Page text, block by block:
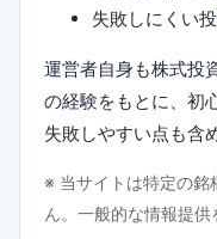
失敗しにくい
運営者自身も株式投
の経験をもとに、初
失敗しやすい点も含
※ 当サイトは特定の銘
ん。一般的な情報提供